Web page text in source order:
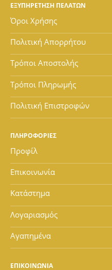
ΕΞΥΠΗΡΕΤΗΣΗ ΠΕΛΑΤΩΝ
Όροι Χρήσης
Πολιτική Απορρήτου
Τρόποι Αποστολής
Τρόποι Πληρωμής
Πολιτική Επιστροφών
ΠΛΗΡΟΦΟΡΙΕΣ
Προφίλ
Επικοινωνία
Κατάστημα
Λογαριασμός
Αγαπημένα
ΕΠΙΚΟΙΝΩΝΙΑ